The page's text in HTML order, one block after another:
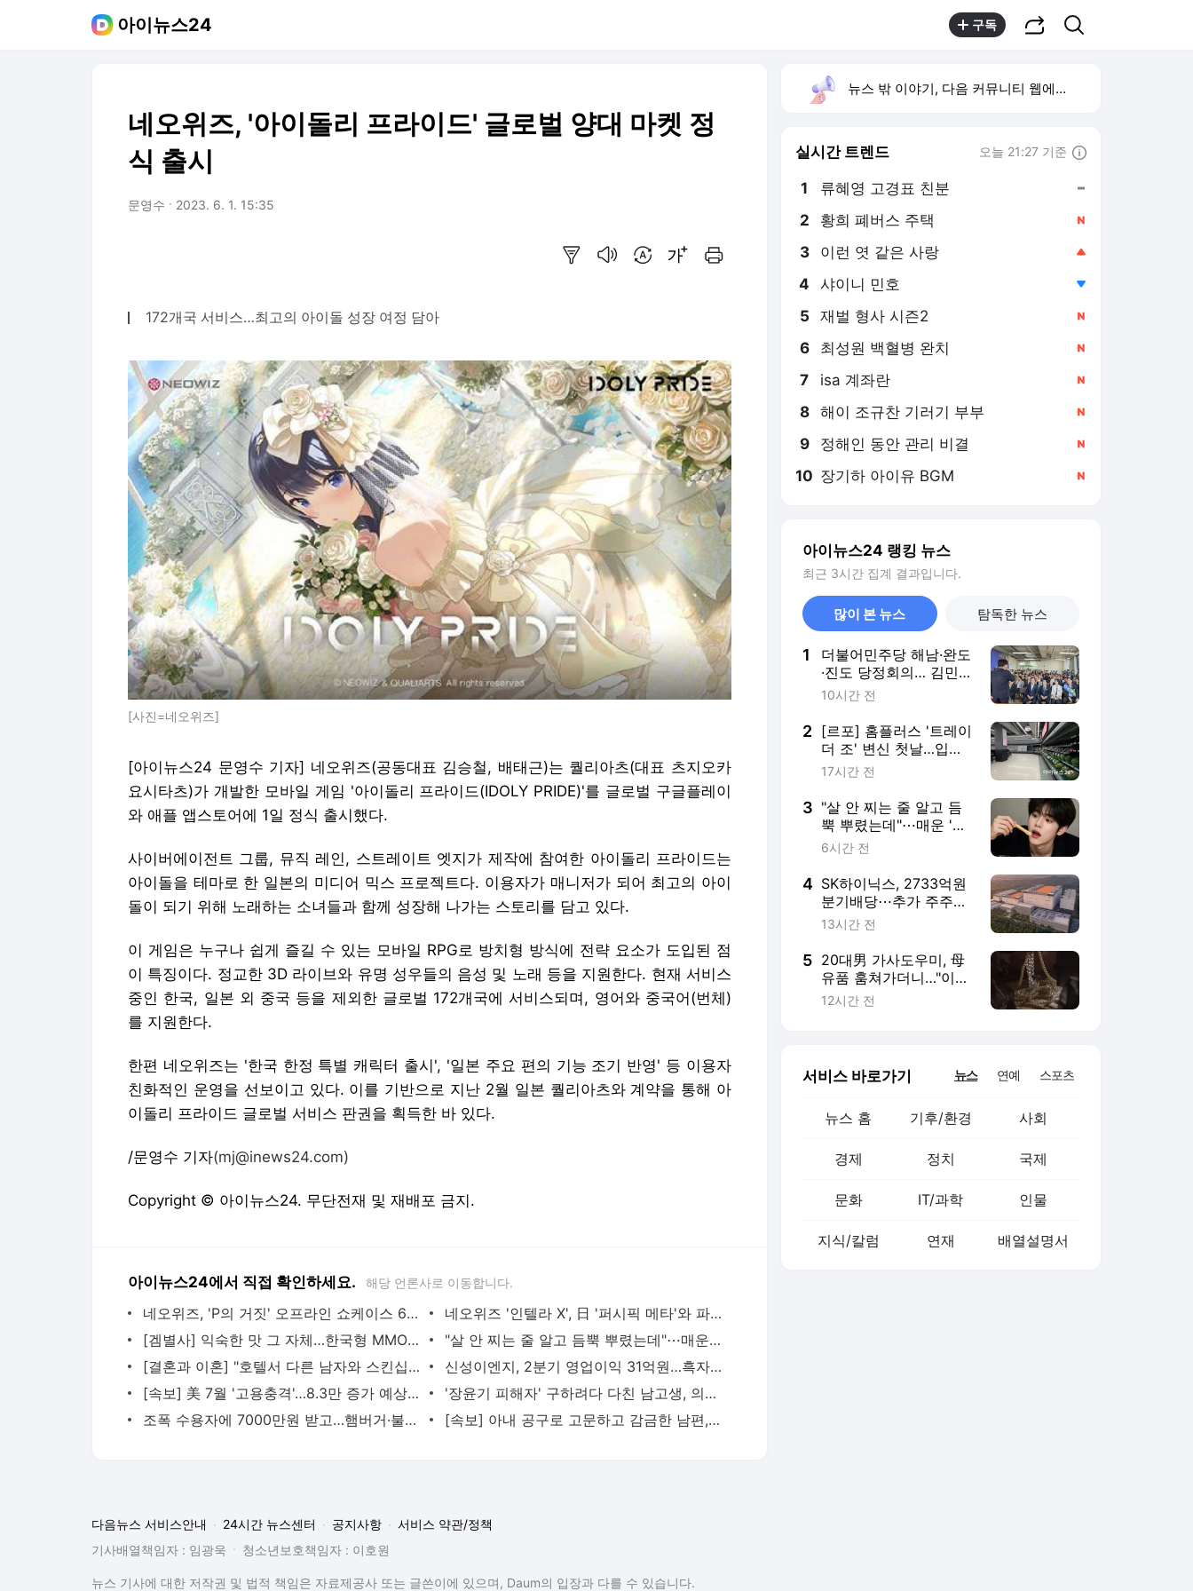
아이뉴스24 구독
네오위즈, '아이돌리 프라이드' 글로벌 양대 마켓 정
식 출시
문영수 2023. 6. 1. 15:35
172개국 서비스…최고의 아이돌 성장 여정 담아
[사진=네오위즈]
[아이뉴스24 문영수 기자] 네오위즈(공동대표 김승철, 배태근)는 퀄리아츠(대표 츠지오카
요시타츠)가 개발한 모바일 게임 '아이돌리 프라이드(IDOLY PRIDE)'를 글로벌 구글플레이
와 애플 앱스토어에 1일 정식 출시했다.
사이버에이전트 그룹, 뮤직 레인, 스트레이트 엣지가 제작에 참여한 아이돌리 프라이드는
아이돌을 테마로 한 일본의 미디어 믹스 프로젝트다. 이용자가 매니저가 되어 최고의 아이
돌이 되기 위해 노래하는 소녀들과 함께 성장해 나가는 스토리를 담고 있다.
이 게임은 누구나 쉽게 즐길 수 있는 모바일 RPG로 방치형 방식에 전략 요소가 도입된 점
이 특징이다. 정교한 3D 라이브와 유명 성우들의 음성 및 노래 등을 지원한다. 현재 서비스
중인 한국, 일본 외 중국 등을 제외한 글로벌 172개국에 서비스되며, 영어와 중국어(번체)
를 지원한다.
한편 네오위즈는 '한국 한정 특별 캐릭터 출시', '일본 주요 편의 기능 조기 반영' 등 이용자
친화적인 운영을 선보이고 있다. 이를 기반으로 지난 2월 일본 퀄리아츠와 계약을 통해 아
이돌리 프라이드 글로벌 서비스 판권을 획득한 바 있다.
/문영수 기자(mj@inews24.com)
Copyright © 아이뉴스24. 무단전재 및 재배포 금지.
아이뉴스24에서 직접 확인하세요. 해당 언론사로 이동합니다.
네오위즈, 'P의 거짓' 오프라인 쇼케이스 6월 9일 개최 예고
네오위즈 '인텔라 X', 日 '퍼시픽 메타'와 파트너십
[겜별사] 익숙한 맛 그 자체…한국형 MMORPG '킹덤2: 타오르는 전장
"살 안 찌는 줄 알고 듬뿍 뿌렸는데"⋯매운 '이 양념', 자주 먹으면 혈당·혈압 '비상' [헬스+]
[결혼과 이혼] "호텔서 다른 남자와 스킨십"⋯시누 불륜 얘기에 "입 다물라"는 남편
신성이엔지, 2분기 영업이익 31억원…흑자전환
[속보] 美 7월 '고용충격'…8.3만 증가 예상했는데 2.3만 감소
'장윤기 피해자' 구하려다 다친 남고생, 의상자 인정…국가 지원
조폭 수용자에 7000만원 받고…햄버거·불닭 건넨 교도관
[속보] 아내 공구로 고문하고 감금한 남편, 구속…"도주 우려"
뉴스 밖 이야기, 다음 커뮤니티 웹에서 보기
실시간 트렌드 오늘 21:27 기준
1 류혜영 고경표 친분
2 황희 폐버스 주택
3 이런 엿 같은 사랑
4 샤이니 민호
5 재벌 형사 시즌2
6 최성원 백혈병 완치
7 isa 계좌란
8 해이 조규찬 기러기 부부
9 정해인 동안 관리 비결
10 장기하 아이유 BGM
아이뉴스24 랭킹 뉴스
최근 3시간 집계 결과입니다.
많이 본 뉴스 탐독한 뉴스
1
더불어민주당 해남·완도
·진도 당정회의… 김민석
당대표 후보·지도부 후
10시간 전
2 [르포] 홈플러스 '트레이
더 조' 변신 첫날…입고
율 30%에 진열대 '텅'
17시간 전
3 "살 안 찌는 줄 알고 듬
뿍 뿌렸는데"⋯매운 '이
양념', 자주 먹으면 혈당·
6시간 전
4 SK하이닉스, 2733억원
분기배당⋯추가 주주환
원안 3분기 발표
13시간 전
5 20대男 가사도우미, 母
유품 훔쳐가더니…"이미
녹여버려"
12시간 전
서비스 바로가기 뉴스 연예 스포츠
뉴스 홈 기후/환경 사회
경제 정치 국제
문화 IT/과학 인물
지식/칼럼 연재 배열설명서
다음뉴스 서비스안내 24시간 뉴스센터 공지사항
서비스 약관/정책
기사배열책임자 : 임광욱
청소년보호책임자 : 이호원
뉴스 기사에 대한 저작권 및 법적 책임은 자료제공사 또는 글쓴이에 있으며, Daum의 입장과 다를 수 있습니다.